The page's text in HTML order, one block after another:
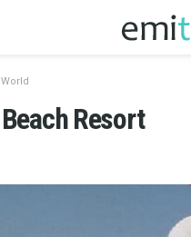
Resort